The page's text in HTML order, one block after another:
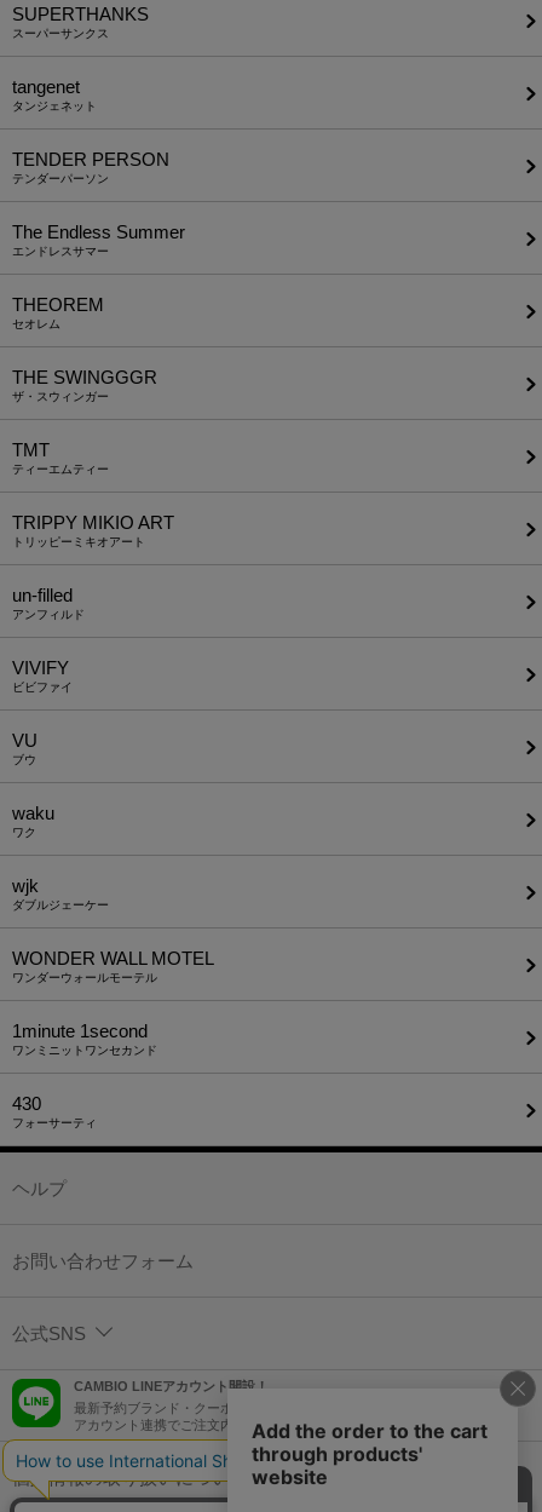
SUPERTHANKS
スーパーサンクス
tangenet
タンジェネット
TENDER PERSON
テンダーパーソン
The Endless Summer
エンドレスサマー
THEOREM
セオレム
THE SWINGGGR
ザ・スウィンガー
TMT
ティーエムティー
TRIPPY MIKIO ART
トリッピーミキオアート
un-filled
アンフィルド
VIVIFY
ビビファイ
VU
ブウ
waku
ワク
wjk
ダブルジェーケー
WONDER WALL MOTEL
ワンダーウォールモーテル
1minute​ 1second
ワンミニットワンセカンド
430
フォーサーティ
ヘルプ
お問い合わせフォーム
公式SNS
CAMBIO LINEアカウント開設！
最新予約ブランド・クーポン情報などを配信！
アカウント連携でご注文内容をLINEでも確認可能！
個人情報の取り扱いについて